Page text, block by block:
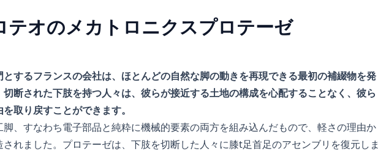
テオのメカトロニクスプロテーゼ
するフランスの会社は、ほとんどの自然な脚の動きを再現できる最初の補綴物を発
断された下肢を持つ人々は、彼らが接近する土地の構成を心配することなく、彼ら
取り戻すことができます。
、すなわち電子部品と純粋に機械的要素の両方を組み込んだもので、軽さの理由か
れました。プロテーゼは、下肢を切断した人々に膝t足首足のアセンブリを復元しま